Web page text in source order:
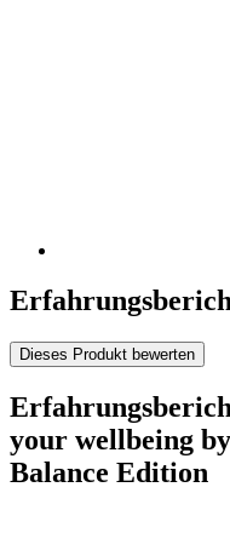
Dieses Produkt bewerten
your wellbeing
Balance Edition